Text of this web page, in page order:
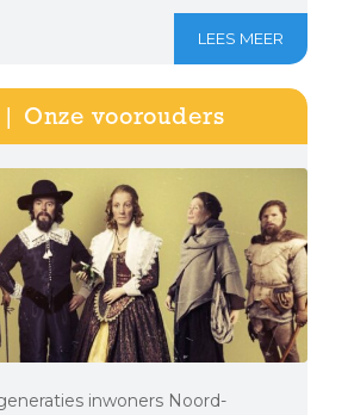
LEES MEER
Onze voorouders
inwoners Noord-